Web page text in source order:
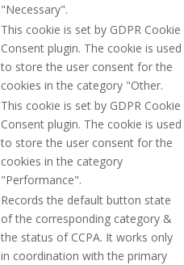
"Necessary".
This cookie is set by GDPR Cookie
Consent plugin. The cookie is used
to store the user consent for the
cookies in the category "Other.
This cookie is set by GDPR Cookie
Consent plugin. The cookie is used
to store the user consent for the
cookies in the category
"Performance".
Records the default button state
of the corresponding category &
the status of CCPA. It works only
in coordination with the primary